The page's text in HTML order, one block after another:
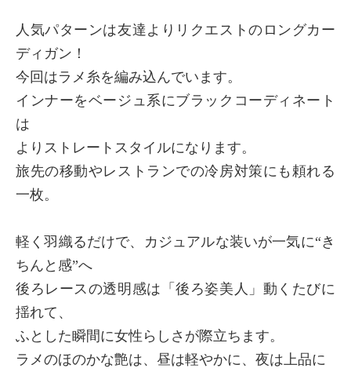
人気パターンは友達よりリクエストのロングカー
ディガン！
今回はラメ糸を編み込んでいます。
インナーをベージュ系にブラックコーディネート
は
よりストレートスタイルになります。
旅先の移動やレストランでの冷房対策にも頼れる
一枚。
軽く羽織るだけで、カジュアルな装いが一気に“き
ちんと感”へ
後ろレースの透明感は「後ろ姿美人」動くたびに
揺れて、
ふとした瞬間に女性らしさが際立ちます。
ラメのほのかな艶は、昼は軽やかに、夜は上品に